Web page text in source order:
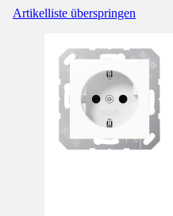
Artikelliste überspringen